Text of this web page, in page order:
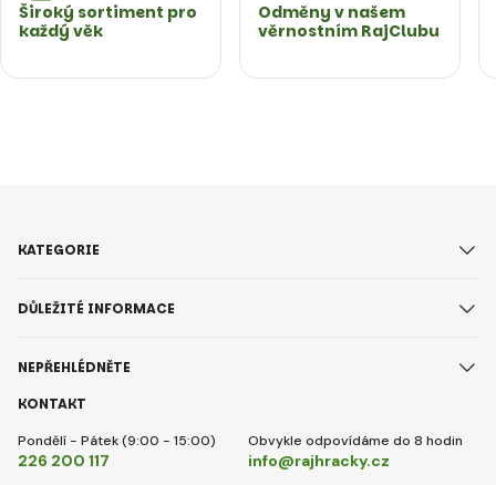
Široký sortiment pro
každý věk
Odměny v našem
věrnostním RajClubu
KONTAKT
Pondělí - Pátek (9:00 - 15:00)
226 200 117
Obvykle odpovídáme do 8 hodin
info@rajhracky.cz
KATEGORIE
DŮLEŽITÉ INFORMACE
NEPŘEHLÉDNĚTE